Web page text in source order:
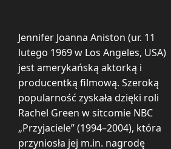
Jennifer Joanna Aniston (ur. 11
lutego 1969 w Los Angeles, USA)
jest amerykańską aktorką i
producentką filmową. Szeroką
popularność zyskała dzięki roli
Rachel Green w sitcomie NBC
„Przyjaciele” (1994–2004), która
przyniosła jej m.in. nagrodę